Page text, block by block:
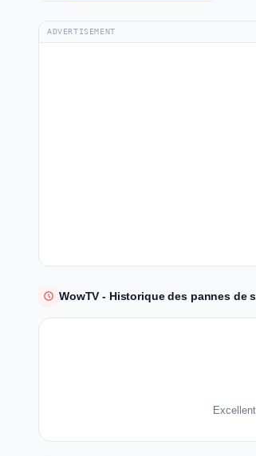
ADVERTISEMENT
WowTV - Historique des pannes de